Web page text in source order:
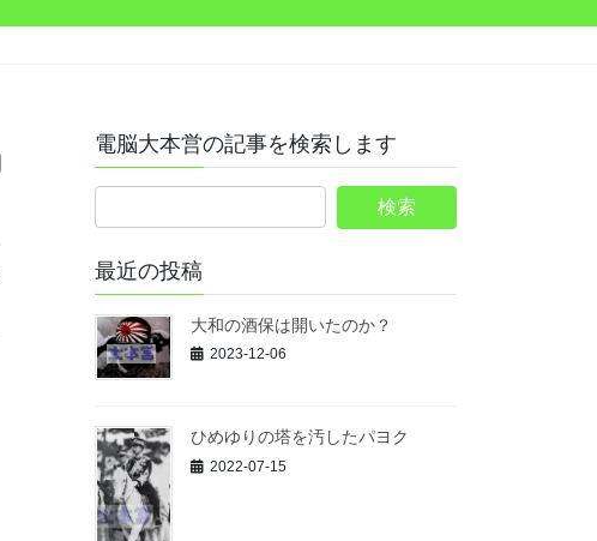
電脳大本営の記事を検索します
最近の投稿
大和の酒保は開いたのか？
2023-12-06
ひめゆりの塔を汚したパヨク
2022-07-15